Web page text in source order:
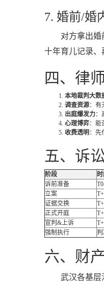
7. 婚前/婚
对方拿出婚
十年育儿记录、
四、律
本地裁判大数
调查资源：有
出庭爆发力：
心理博弈：能
收费透明 ：先
五、诉
阶段 时
诉前准备
立案
证据交换
正式开庭
宣判&上诉
强制执行
判
六、财
武汉各基层